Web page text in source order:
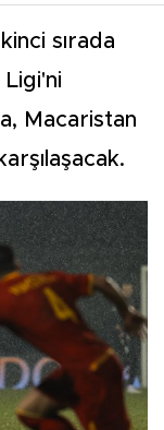
sırada
Ligi'ni
Macaristan